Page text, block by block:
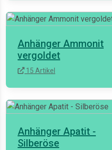
Anhänger Ammonit
vergoldet
15 Artikel
Anhänger Apatit -
Silberöse